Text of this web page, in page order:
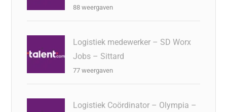
88 weergaven
Logistiek medewerker – SD Worx
Jobs – Sittard
77 weergaven
Logistiek Coördinator – Olympia –